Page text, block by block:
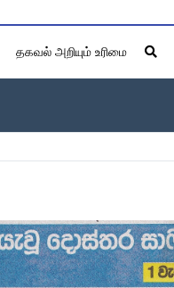
தகவல் அறியும் உரிமை